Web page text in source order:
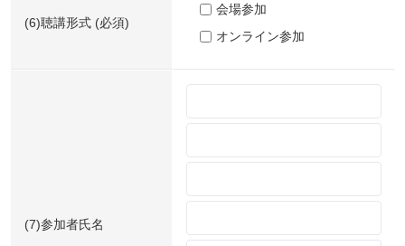
(6)聴講形式 (必須)
会場参加
オンライン参加
(7)参加者氏名